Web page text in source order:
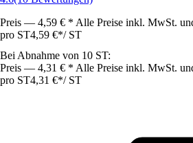
Preis — 4,59 € * Alle Preise inkl. MwSt.
pro ST4,59 €*/ ST
Bei Abnahme von 10 ST:
Preis — 4,31 € * Alle Preise inkl. MwSt.
pro ST4,31 €*/ ST